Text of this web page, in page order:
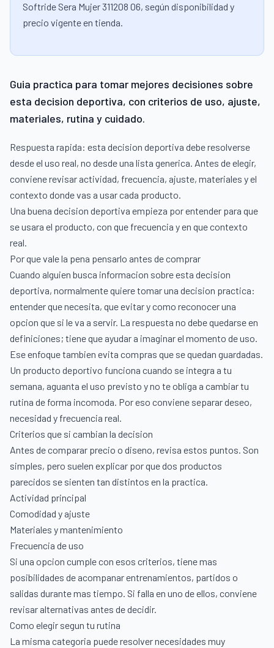
Softride Sera Mujer 311208 06, según disponibilidad y
precio vigente en tienda.
Guia practica para tomar mejores decisiones sobre
esta decision deportiva, con criterios de uso, ajuste,
materiales, rutina y cuidado.
Respuesta rapida: esta decision deportiva debe resolverse
desde el uso real, no desde una lista generica. Antes de elegir,
conviene revisar actividad, frecuencia, ajuste, materiales y el
contexto donde vas a usar cada producto.
Una buena decision deportiva empieza por entender para que
se usara el producto, con que frecuencia y en que contexto
real.
Por que vale la pena pensarlo antes de comprar
Cuando alguien busca informacion sobre esta decision
deportiva, normalmente quiere tomar una decision practica:
entender que necesita, que evitar y como reconocer una
opcion que si le va a servir. La respuesta no debe quedarse en
definiciones; tiene que ayudar a imaginar el momento de uso.
Ese enfoque tambien evita compras que se quedan guardadas.
Un producto deportivo funciona cuando se integra a tu
semana, aguanta el uso previsto y no te obliga a cambiar tu
rutina de forma incomoda. Por eso conviene separar deseo,
necesidad y frecuencia real.
Criterios que si cambian la decision
Antes de comparar precio o diseno, revisa estos puntos. Son
simples, pero suelen explicar por que dos productos
parecidos se sienten tan distintos en la practica.
Actividad principal
Comodidad y ajuste
Materiales y mantenimiento
Frecuencia de uso
Si una opcion cumple con esos criterios, tiene mas
posibilidades de acompanar entrenamientos, partidos o
salidas durante mas tiempo. Si falla en uno de ellos, conviene
revisar alternativas antes de decidir.
Como elegir segun tu rutina
La misma categoria puede resolver necesidades muy